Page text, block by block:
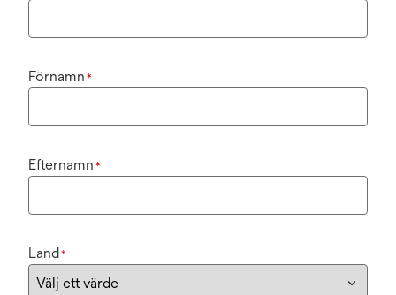
Förnamn *
Efternamn *
Land*